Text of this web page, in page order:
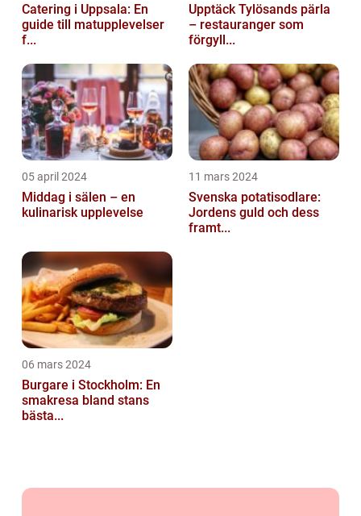
Catering i Uppsala: En
guide till matupplevelser
f...
Upptäck Tylösands pärla
– restauranger som
förgyll...
05 april 2024
Middag i sälen – en
kulinarisk upplevelse
11 mars 2024
Svenska potatisodlare:
Jordens guld och dess
framt...
06 mars 2024
Burgare i Stockholm: En
smakresa bland stans
bästa...